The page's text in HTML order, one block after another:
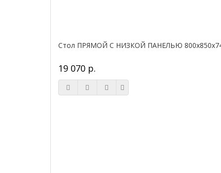
Стол ПРЯМОЙ С НИЗКОЙ ПАНЕЛЬЮ
19 070 р.